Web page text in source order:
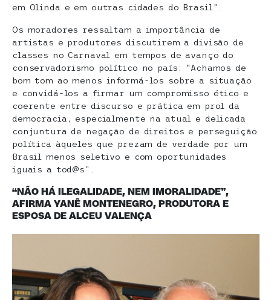
em Olinda e em outras cidades do Brasil”.
Os moradores ressaltam a importância de
artistas e produtores discutirem a divisão de
classes no Carnaval em tempos de avanço do
conservadorismo político no país: “Achamos de
bom tom ao menos informá-los sobre a situação
e convidá-los a firmar um compromisso ético e
coerente entre discurso e prática em prol da
democracia, especialmente na atual e delicada
conjuntura de negação de direitos e perseguição
política àqueles que prezam de verdade por um
Brasil menos seletivo e com oportunidades
iguais a tod@s”.
“NÃO HÁ ILEGALIDADE, NEM IMORALIDADE”,
AFIRMA YANÊ MONTENEGRO, PRODUTORA E
ESPOSA DE ALCEU VALENÇA